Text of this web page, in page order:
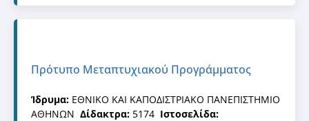
Πρότυπο Μεταπτυχιακού Προγράμματος
Ίδρυμα: ΕΘΝΙΚΟ ΚΑΙ ΚΑΠΟΔΙΣΤΡΙΑΚΟ ΠΑΝΕΠΙΣΤΗΜΙΟ
ΑΘΗΝΩΝ Δίδακτρα: 5174 Ιστοσελίδα: